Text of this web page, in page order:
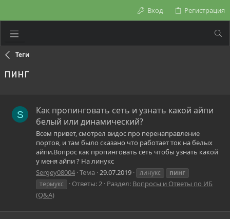
Вход Регистрация
Теги
пинг
S
Как пропинговать сеть и узнать какой айпи
белый или динамический?
Всем привет, смотрел видос про перенаправление
портов, и там было сказано что работает ток на белых
айпи.Вопрос как пропинговать сеть чтобы узнать какой
у меня айпи ? На линукс
Sergey08004 Тема 29.07.2019 линукс
пинг
термукс
Ответы: 2 Раздел: Вопросы и Ответы по ИБ
(Q&A)